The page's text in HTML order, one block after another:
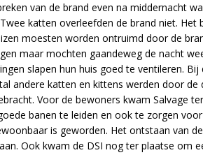
van de brand even na middernacht
katten overleefden de brand niet. Het
moesten worden ontruimd door de
maar mochten gaandeweg de nacht
slapen hun huis goed te ventileren. Bij
andere katten en kittens werden door de
Voor de bewoners kwam Salvage
banen te leiden en ook te zorgen
is geworden. Het ontstaan van
Ook kwam de DSI nog ter plaatse om